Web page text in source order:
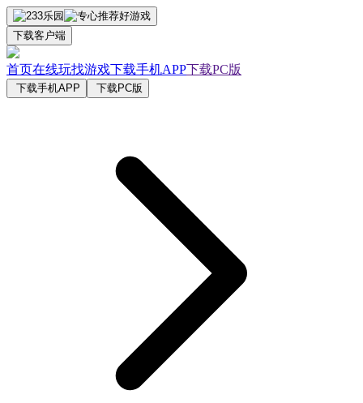
下载客户端
首页在线玩找游戏下载手机APP下载PC版
下载手机APP 下载PC版